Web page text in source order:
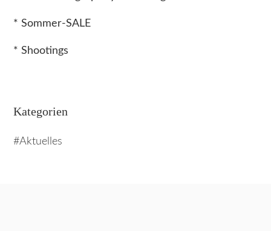
* Sommer-SALE
* Shootings
Kategorien
Aktuelles